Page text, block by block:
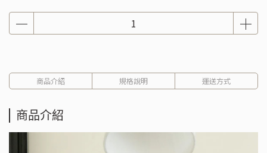
商品介紹 規格說明 運送方式
商品介紹